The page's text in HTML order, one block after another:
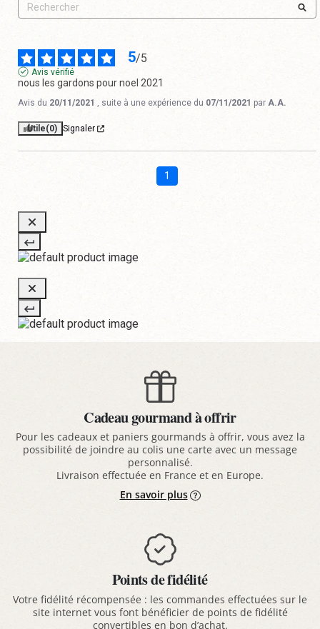
5/5
Avis vérifié
nous les gardons pour noel 2021
Avis du 20/11/2021 , suite à une expérience du 07/11/2021 par A.A.
Utile(0) Signaler
1
Cadeau gourmand à offrir
Pour les cadeaux et paniers gourmands à offrir, vous avez la
possibilité de joindre au colis une carte avec un message
personnalisé.
Livraison effectuée en France et en Europe.
En savoir plus
Points de fidélité
Votre fidélité récompensée : les commandes effectuées sur le
site internet vous font bénéficier de points de fidélité
convertibles en bon d’achat.